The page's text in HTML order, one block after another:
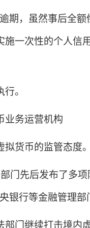
，虽然事后全额
一次性的个人
。
务运营机构
货币的监管态度。
先后发布了多项
银行等金融管理部
继续打击境内